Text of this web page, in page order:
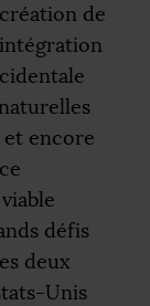
de
et encore
défis
deux
Unis